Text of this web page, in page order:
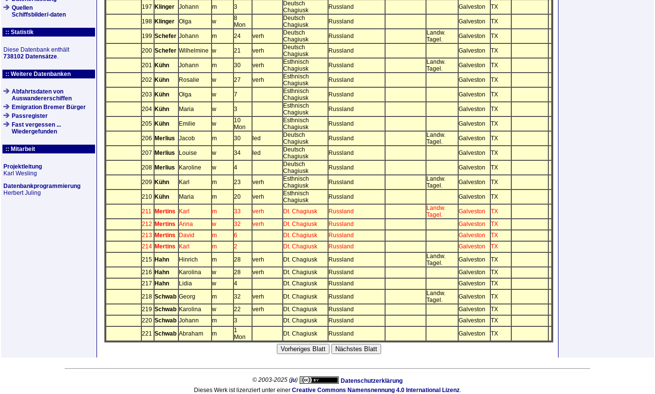
Quellen
Schiffsbilder/-daten
:: Statistik
Diese Datenbank enthält
738102 Datensätze.
:: Weitere Datenbanken
Abfahrtsdaten von
Auswandererschiffen
Emigration Bremer Bürger
Passregister
Fast vergessen ...
Wiedergefunden
:: Mitarbeit
Projektleitung
Karl Wesling
Datenbankprogrammierung
Herbert Juling
197 Klinger Johann m 3
Deutsch
Chagiusk
Russland Galveston TX
198 Klinger Olga w
8
Mon
Deutsch
Chagiusk
Russland Galveston TX
199 Schefer Johann m 24 verh
Deutsch
Chagiusk
Russland
Landw.
Tagel.
Galveston TX
200 Schefer Wilhelmine w 21 verh
Deutsch
Chagiusk
Russland Galveston TX
201 Kühn Johann m 30 verh
Esthnisch
Chagiusk
Russland
Landw.
Tagel.
Galveston TX
202 Kühn Rosalie w 27 verh
Esthnisch
Chagiusk
Russland Galveston TX
203 Kühn Olga w 7
Esthnisch
Chagiusk
Russland Galveston TX
204 Kühn Maria w 3
Esthnisch
Chagiusk
Russland Galveston TX
205 Kühn Emilie w
10
Mon
Esthnisch
Chagiusk
Russland Galveston TX
206 Merlius Jacob m 30 led
Deutsch
Chagiusk
Russland
Landw.
Tagel.
Galveston TX
207 Merlius Louise w 34 led
Deutsch
Chagiusk
Russland Galveston TX
208 Merlius Karoline w 4
Deutsch
Chagiusk
Russland Galveston TX
209 Kühn Karl m 23 verh
Esthnisch
Chagiusk
Russland
Landw.
Tagel.
Galveston TX
210 Kühn Maria m 20 verh
Esthnisch
Chagiusk
Russland Galveston TX
211 Mertins Karl m 33 verh Dt. Chagiusk Russland
Landw.
Tagel.
Galveston
TX
212 Mertins Anna w 32 verh Dt. Chagiusk Russland Galveston
TX
213 Mertins David m 6 Dt. Chagiusk Russland Galveston
TX
214 Mertins Karl m 2 Dt. Chagiusk Russland Galveston
TX
215 Hahn Hinrich m 28 verh Dt. Chagiusk Russland
Landw.
Tagel.
Galveston
TX
216 Hahn Karolina w 28 verh Dt. Chagiusk Russland Galveston
TX
217 Hahn Lidia w 4 Dt. Chagiusk Russland Galveston
TX
218 Schwab Georg m 32 verh Dt. Chagiusk Russland
Landw.
Tagel.
Galveston
TX
219 Schwab Karolina w 22 verh Dt. Chagiusk Russland Galveston
TX
220 Schwab Johann m 3 Dt. Chagiusk Russland Galveston
TX
221 Schwab Abraham m
1
Mon
Dt. Chagiusk Russland Galveston TX
© 2003-2025 (ju)
Datenschutzerklärung
Dieses Werk ist lizenziert unter einer Creative Commons Namensnennung 4.0 International Lizenz.